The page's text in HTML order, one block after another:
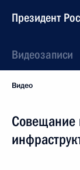
Президент
Видеозаписи
Видео
Совещание